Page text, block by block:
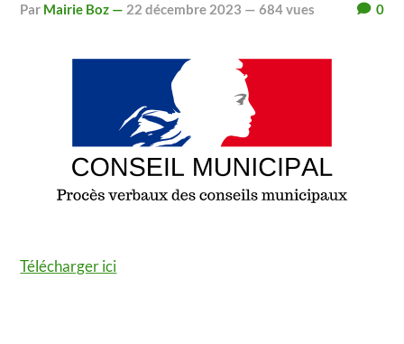
par Mairie Boz — 22 décembre 2023 — 684 vues 0
Télécharger ici